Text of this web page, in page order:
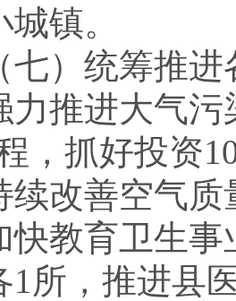
镇。
统筹推进
进大气污
，抓好投资
续改善空气质
育卫生事
1所，推进县